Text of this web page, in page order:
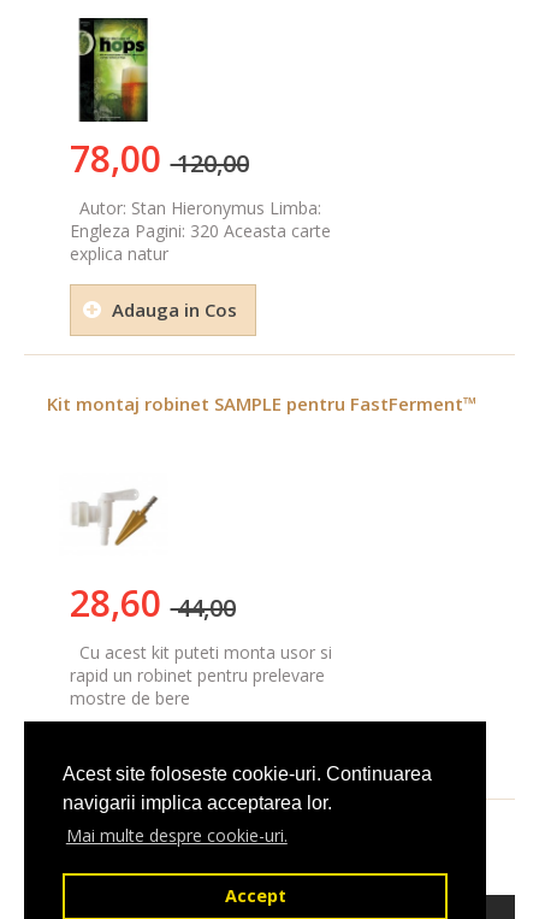
Acest site foloseste cookie-uri. Continuarea
navigarii implica acceptarea lor.
Mai multe despre cookie-uri.
Accept
78,00 120,00
Autor: Stan Hieronymus Limba:
Engleza Pagini: 320 Aceasta carte
explica natur
Adauga in Cos
Kit montaj robinet SAMPLE pentru FastFerment™
28,60 44,00
Cu acest kit puteti monta usor si
rapid un robinet pentru prelevare
mostre de bere